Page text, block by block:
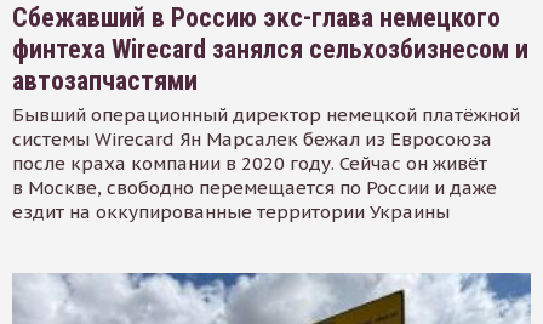
Сбежавший в Россию экс-глава немецкого
финтеха Wirecard занялся сельхозбизнесом и
автозапчастями
Бывший операционный директор немецкой платёжной
системы Wirecard Ян Марсалек бежал из Евросоюза
после краха компании в 2020 году. Сейчас он живёт
в Москве, свободно перемещается по России и даже
ездит на оккупированные территории Украины